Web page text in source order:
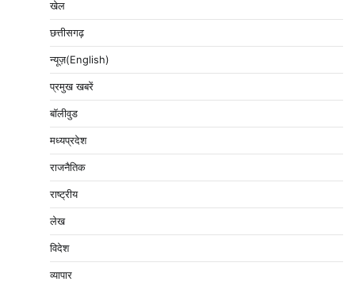
खेल
छत्तीसगढ़
न्यूज़(English)
प्रमुख खबरें
बॉलीवुड
मध्यप्रदेश
राजनैतिक
राष्ट्रीय
लेख
विदेश
व्यापार